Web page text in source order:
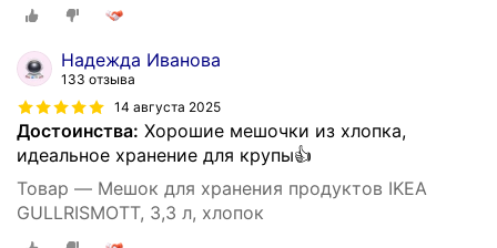
Надежда Иванова
133 отзыва
14 августа 2025
Достоинства: Хорошие мешочки из хлопка,
идеальное хранение для крупы👍
Товар — Мешок для хранения продуктов IKEA
GULLRISMOTT, 3,3 л, хлопок